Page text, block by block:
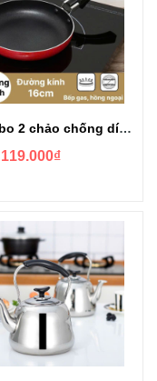
Combo 2 chảo chống dính Rainy Friendly size 16cm và 22cm
119.000₫